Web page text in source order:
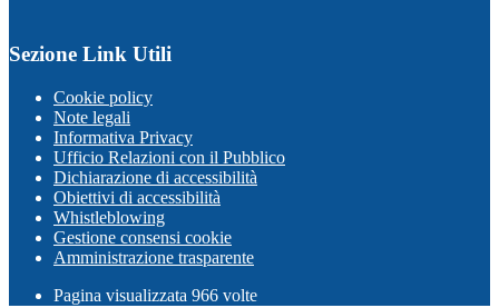
Sezione Link Utili
Cookie policy
Note legali
Informativa Privacy
Ufficio Relazioni con il Pubblico
Dichiarazione di accessibilità
Obiettivi di accessibilità
Whistleblowing
Gestione consensi cookie
Amministrazione trasparente
Pagina visualizzata 966 volte